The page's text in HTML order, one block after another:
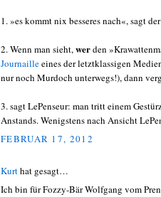
1. »es kommt nix besseres nach«, sagt
2. Wenn man sieht,werden
Journailleeines der letztklassigen
nur noch Murdoch unterwegs!), dann
3. sagt LePenseur: man tritt einem
Anstands. Wenigstens nach Ansicht
FEBRUAR 17, 2012
Kurthat gesagt…
Ich bin für Fozzy-Bär Wolfgang vom